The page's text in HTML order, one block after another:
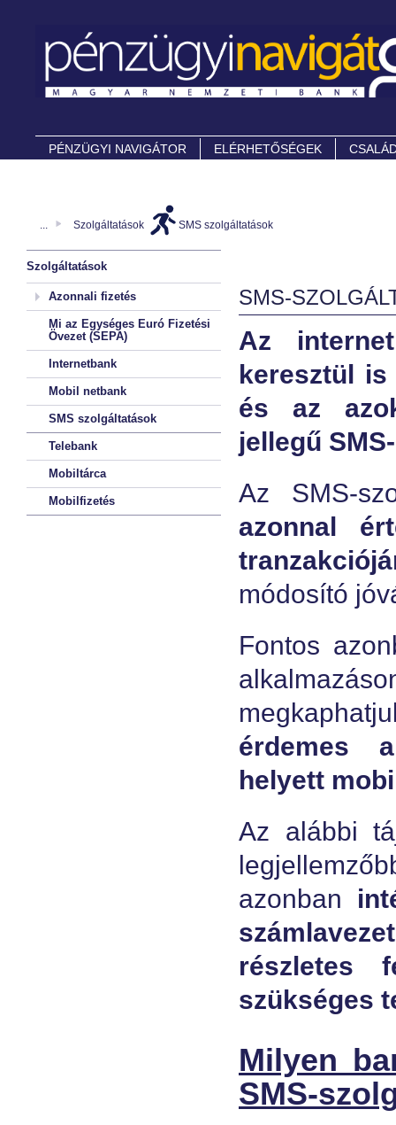
PÉNZÜGYI NAVIGÁTOR ELÉRHETŐSÉGEK
... Szolgáltatások SMS szolgáltatások
Szolgáltatások
Azonnali fizetés
Mi az Egységes Euró Fizetési
Övezet (SEPA)
Internetbank
Mobil netbank
SMS szolgáltatások
Telebank
Mobiltárca
Mobilfizetés
SMS-
Az
keresztül is
és az
jellegű
Az SMS-
azonnal
módosító
Fontos
érdemes
helyett
Az alábbi
azonban
részletes
szükséges
Milyen
SMS-